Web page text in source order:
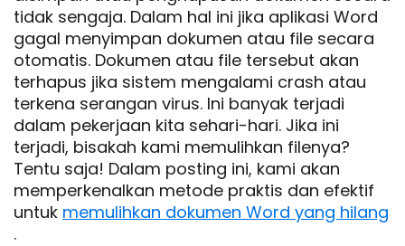
tidak sengaja. Dalam hal ini jika aplikasi Word
gagal menyimpan dokumen atau file secara
otomatis. Dokumen atau file tersebut akan
terhapus jika sistem mengalami crash atau
terkena serangan virus. Ini banyak terjadi
dalam pekerjaan kita sehari-hari. Jika ini
terjadi, bisakah kami memulihkan filenya?
Tentu saja! Dalam posting ini, kami akan
memperkenalkan metode praktis dan efektif
untuk memulihkan dokumen Word yang hilang
.